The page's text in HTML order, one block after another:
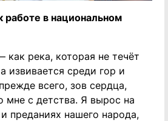
в национальном
река, которая не течёт
извивается среди гор и
всего, зов сердца,
мне с детства. Я вырос на
и преданиях нашего народа,